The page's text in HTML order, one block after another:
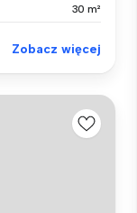
30 m²
Zobacz więcej